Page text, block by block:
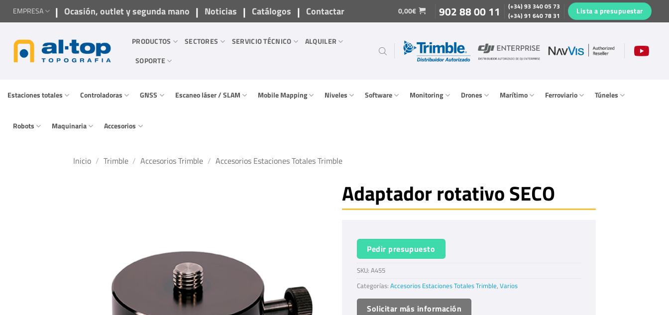
SaltarEMPRESA | Ocasión, outlet y segunda mano | Noticias | Catálogos | Contactar 0,00€ 902 88 00 11
(+34) 93 340 05 73
(+34) 91 640 78 31
Lista a presupuestar
PRODUCTOS SECTORES SERVICIO TÉCNICO
ALQUILER
SOPORTE
Estaciones totales Controladoras GNSS Escaneo láser / SLAM Mobile Mapping Niveles Software Monitoring Drones Marítimo Ferroviario Túneles
Robots Maquinaria Accesorios
Inicio / Trimble / Accesorios Trimble / Accesorios Estaciones Totales Trimble
Adaptador rotativo SECO
Pedir presupuesto
SKU: A455
Categorías: Accesorios Estaciones Totales Trimble, Varios
Solicitar más información